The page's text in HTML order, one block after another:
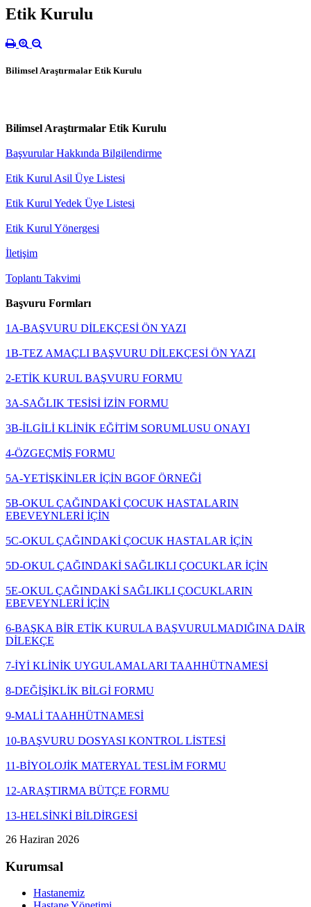
Etik Kurulu
Bilimsel Araştırmalar Etik Kurulu
Bilimsel Araştırmalar Etik Kurulu
Başvurular Hakkında Bilgilendirme
Etik Kurul Asil Üye Listesi
Etik Kurul Yedek Üye Listesi
Etik Kurul Yönergesi
İletişim
Toplantı Takvimi
Başvuru Formları
1A-BAŞVURU DİLEKÇESİ ÖN YAZI
1B-TEZ AMAÇLI BAŞVURU DİLEKÇESİ ÖN YAZI
2-ETİK KURUL BAŞVURU FORMU
3A-SAĞLIK TESİSİ İZİN FORMU
3B-İLGİLİ KLİNİK EĞİTİM SORUMLUSU ONAYI
4-ÖZGEÇMİŞ FORMU
5A-YETİŞKİNLER İÇİN BGOF ÖRNEĞİ
5B-OKUL ÇAĞINDAKİ ÇOCUK HASTALARIN
EBEVEYNLERİ İÇİN
5C-OKUL ÇAĞINDAKİ ÇOCUK HASTALAR İÇİN
5D-OKUL ÇAĞINDAKİ SAĞLIKLI ÇOCUKLAR İÇİN
5E-OKUL ÇAĞINDAKİ SAĞLIKLI ÇOCUKLARIN
EBEVEYNLERİ İÇİN
6-BAŞKA BİR ETİK KURULA BAŞVURULMADIĞINA DAİR
DİLEKÇE
7-İYİ KLİNİK UYGULAMALARI TAAHHÜTNAMESİ
8-DEĞİŞİKLİK BİLGİ FORMU
9-MALİ TAAHHÜTNAMESİ
10-BAŞVURU DOSYASI KONTROL LİSTESİ
11-BİYOLOJİK MATERYAL TESLİM FORMU
12-ARAŞTIRMA BÜTÇE FORMU
13-HELSİNKİ BİLDİRGESİ
26 Haziran 2026
Kurumsal
Hastanemiz